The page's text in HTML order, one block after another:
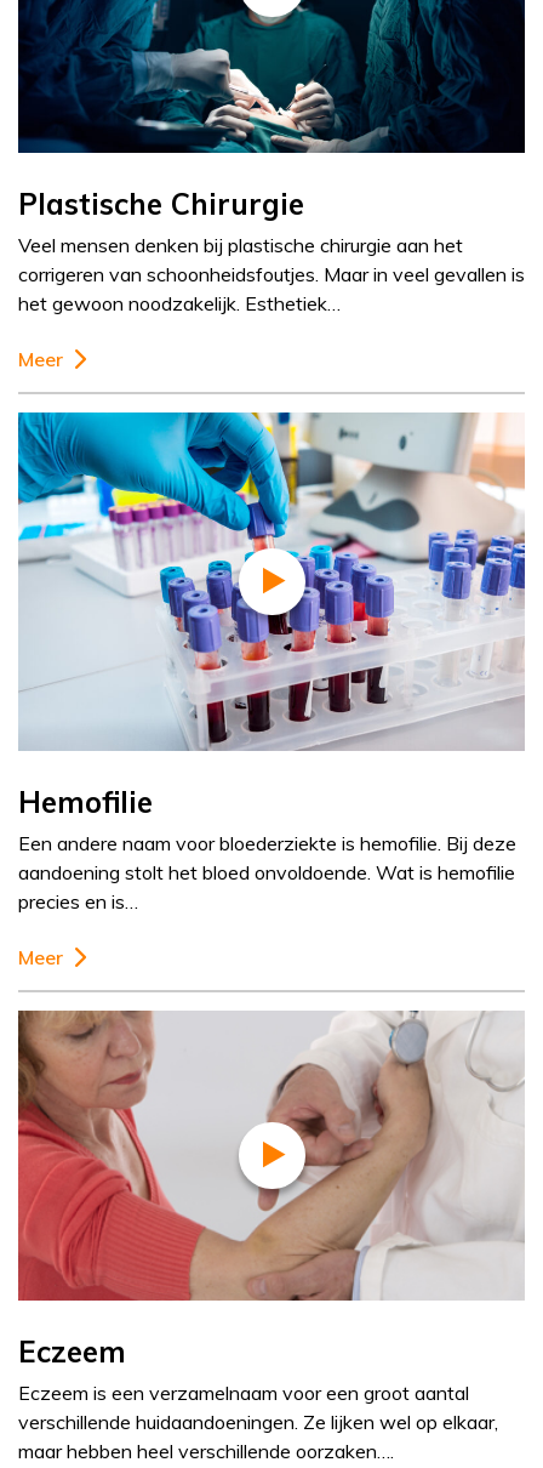
Plastische Chirurgie
Veel mensen denken bij plastische chirurgie aan het
corrigeren van schoonheidsfoutjes. Maar in veel gevallen is
het gewoon noodzakelijk. Esthetiek…
Meer
Hemofilie
Een andere naam voor bloederziekte is hemofilie. Bij deze
aandoening stolt het bloed onvoldoende. Wat is hemofilie
precies en is…
Meer
Eczeem
Eczeem is een verzamelnaam voor een groot aantal
verschillende huidaandoeningen. Ze lijken wel op elkaar,
maar hebben heel verschillende oorzaken….